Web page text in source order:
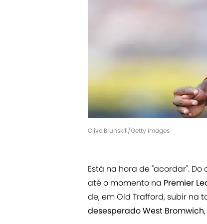
Clive Brunskill/Getty Images
Está na hora de "acordar". Do
até o momento na Premier
de, em Old Trafford, subir na
desesperado West Bromwich